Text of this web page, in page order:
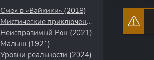
Смех в «Вайкики» (2018)
Мистические приключения Сэм и Джейд (2022)
Неисправимый Рон (2021)
Малыш (1921)
Уровни реальности (2024)